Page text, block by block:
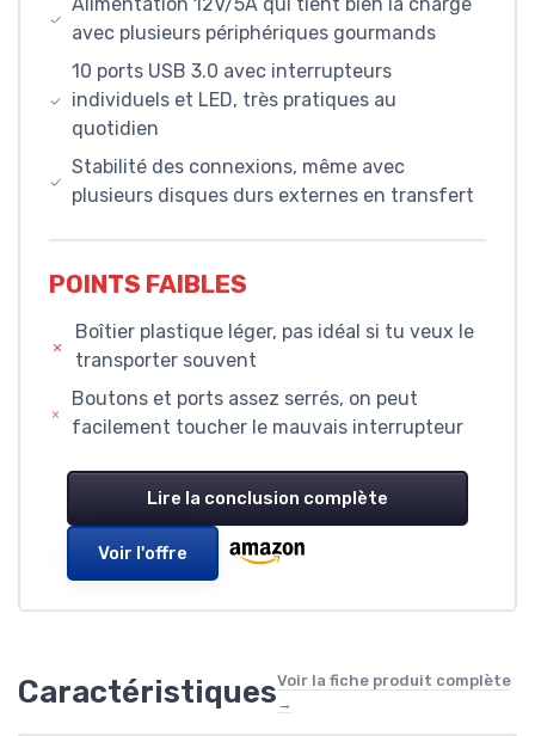
avec plusieurs périphériques gourmands
10 ports USB 3.0 avec interrupteurs
individuels et LED, très pratiques au
quotidien
Stabilité des connexions, même avec
plusieurs disques durs externes en transfert
POINTS FAIBLES
Boîtier plastique léger, pas idéal si tu veux le
transporter souvent
Boutons et ports assez serrés, on peut
facilement toucher le mauvais interrupteur
Lire la conclusion complète
Voir l'offre
CaractéristiquesVoir la fiche produit complète
→